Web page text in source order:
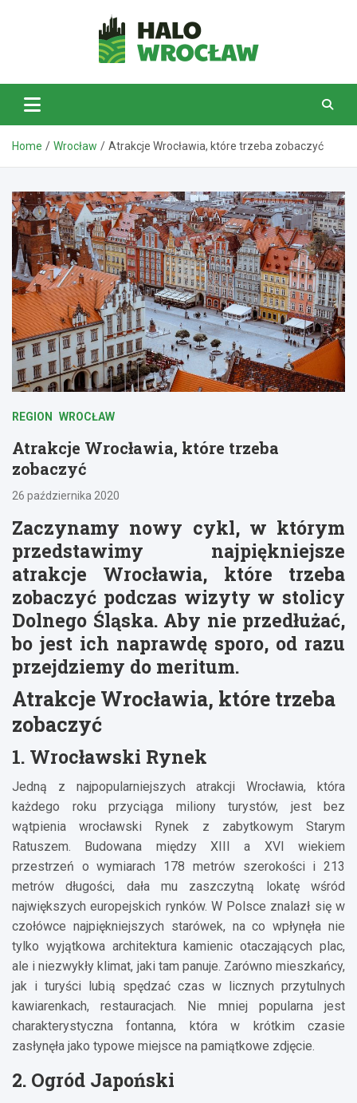
HaloWrocław.pl
Home Wrocław Atrakcje Wrocławia, które trzeba zobaczyć
REGION WROCŁAW
Atrakcje Wrocławia, które trzeba
zobaczyć
26 października 2020
Zaczynamy nowy cykl, w którym
przedstawimy najpiękniejsze
atrakcje Wrocławia, które trzeba
zobaczyć podczas wizyty w stolicy
Dolnego Śląska. Aby nie przedłużać,
bo jest ich naprawdę sporo, od razu
przejdziemy do meritum.
Atrakcje Wrocławia, które trzeba
zobaczyć
1. Wrocławski Rynek
Jedną z najpopularniejszych atrakcji Wrocławia, która
każdego roku przyciąga miliony turystów, jest bez
wątpienia wrocławski Rynek z zabytkowym Starym
Ratuszem. Budowana między XIII a XVI wiekiem
przestrzeń o wymiarach 178 metrów szerokości i 213
metrów długości, dała mu zaszczytną lokatę wśród
największych europejskich rynków. W Polsce znalazł się w
czołówce najpiękniejszych starówek, na co wpłynęła nie
tylko wyjątkowa architektura kamienic otaczających plac,
ale i niezwykły klimat, jaki tam panuje. Zarówno mieszkańcy,
jak i turyści lubią spędzać czas w licznych przytulnych
kawiarenkach, restauracjach. Nie mniej popularna jest
charakterystyczna fontanna, która w krótkim czasie
zasłynęła jako typowe miejsce na pamiątkowe zdjęcie.
2. Ogród Japoński